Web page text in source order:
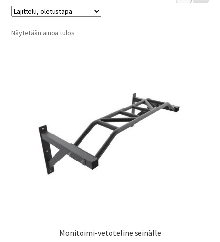
Näytetään ainoa tulos
Monitoimi-vetoteline seinälle